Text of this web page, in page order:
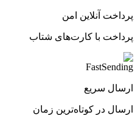
پرداخت آنلاین امن
پرداخت با کارت‌های شتاب
ارسال سریع
ارسال در کوتاه‌ترین زمان